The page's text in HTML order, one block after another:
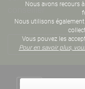
Nous avons recours
Nous utilisons
Vous pouvez les
Pour en savoir plus,